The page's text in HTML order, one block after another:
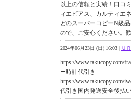
以上の信頼と実績！口コ
ィエピアス、カルティエ
どのスーパーコピーN級
ので、ご安心ください。
2024年06月23日 (日) 16:03 | Ｕ
https://www.takucopy.com/
ー時計代引き
https://www.takucopy.com/
代引き国内発送安全後払